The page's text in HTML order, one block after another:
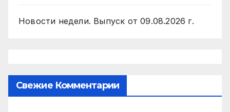
Новости недели. Выпуск от 09.08.2026 г.
Свежие Комментарии